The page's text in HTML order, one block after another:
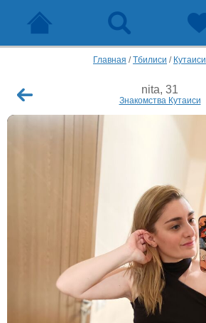
Главная /Тбилиси / Кутаиси
nita, 31
Знакомства Кутаиси